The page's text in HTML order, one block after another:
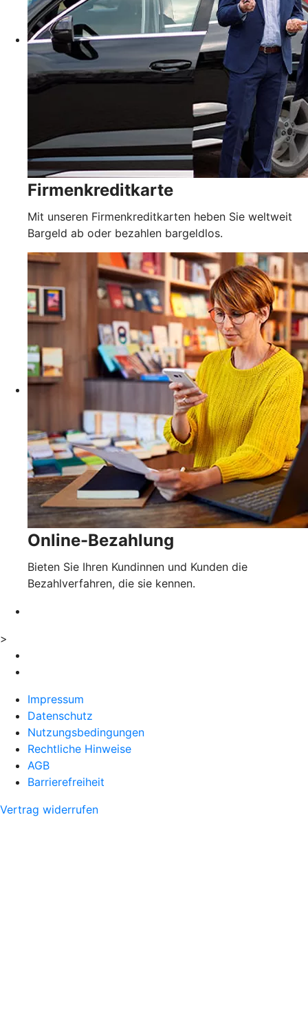
Firmenkreditkarte
Mit unseren Firmenkreditkarten heben Sie weltweit
Bargeld ab oder bezahlen bargeldlos.
Online-Bezahlung
Bieten Sie Ihren Kundinnen und Kunden die
Bezahlverfahren, die sie kennen.
>
Impressum
Datenschutz
Nutzungsbedingungen
Rechtliche Hinweise
AGB
Barrierefreiheit
Vertrag widerrufen